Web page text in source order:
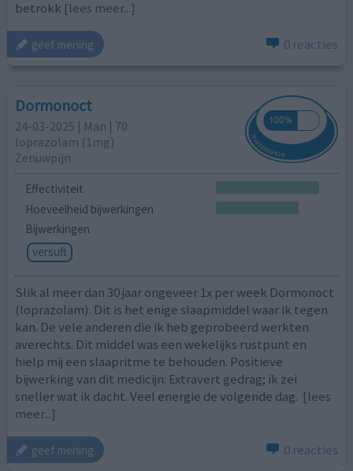
betrokk [lees meer...]
geef mening 0 reacties
Dormonoct
24-03-2025 | Man | 70
loprazolam (1mg)
Zenuwpijn
Effectiviteit
Hoeveelheid bijwerkingen
Bijwerkingen
versuft
Slik al meer dan 30 jaar ongeveer 1x per week Dormonoct
(loprazolam). Dit is het enige slaapmiddel waar ik tegen
kan. De vele anderen die ik heb geprobeerd werkten
averechts. Dit middel was een wekelijks rustpunt en
hielp mij een slaapritme te behouden. Positieve
bijwerking van dit medicijn: Extravert gedrag; ik zei
sneller wat ik dacht. Veel energie de volgende dag. [lees
meer...]
geef mening 0 reacties